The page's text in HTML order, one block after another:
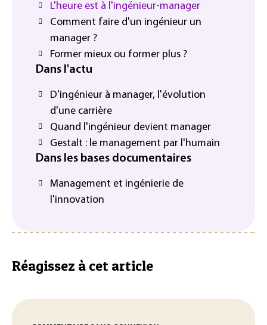
L'heure est à l'ingénieur-manager
Comment faire d'un ingénieur un
manager ?
Former mieux ou former plus ?
Dans l'actu
D'ingénieur à manager, l'évolution
d'une carrière
Quand l'ingénieur devient manager
Gestalt : le management par l'humain
Dans les bases documentaires
Management et ingénierie de
l'innovation
Réagissez à cet article